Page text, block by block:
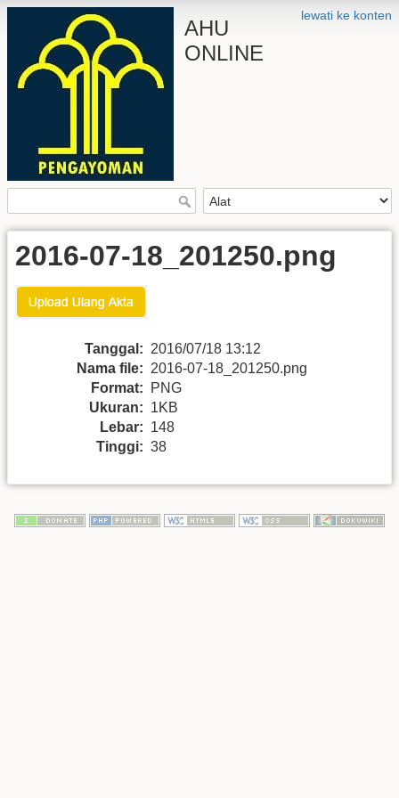
lewati ke konten
AHU
ONLINE
2016-07-18_201250.png
Tanggal: 2016/07/18 13:12
Nama file: 2016-07-18_201250.png
Format:
PNG
Ukuran: 1KB
Lebar: 148
Tinggi: 38